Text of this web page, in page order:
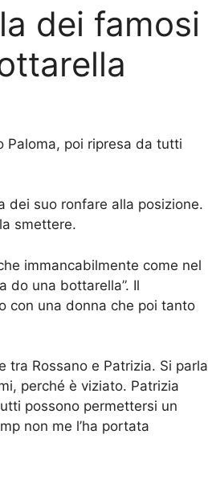
dei famosi
Paloma, poi ripresa da tutti
dei suo ronfare alla posizione.
smettere.
immancabilmente come nel
do una bottarella”. Il
con una donna che poi tanto
tra Rossano e Patrizia. Si parla
perché è viziato. Patrizia
possono permettersi un
non me l’ha portata